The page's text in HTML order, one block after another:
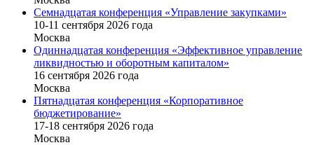
Семнадцатая конференция «Управление закупками»
10-11 сентября 2026 года
Москва
Одиннадцатая конференция «Эффективное управление
ликвидностью и оборотным капиталом»
16 cентября 2026 года
Москва
Пятнадцатая конференция «Корпоративное
бюджетирование»
17-18 сентября 2026 года
Москва